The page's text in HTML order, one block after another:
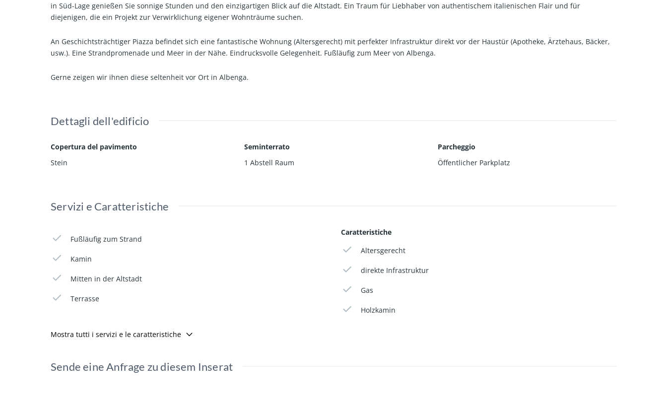
in Süd-Lage genießen Sie sonnige Stunden und den einzigartigen Blick auf die Altstadt. Ein Traum für Liebhaber von authentischem italienischen Flair und für
diejenigen, die ein Projekt zur Verwirklichung eigener Wohnträume suchen.
An Geschichtsträchtiger Piazza befindet sich eine fantastische Wohnung (Altersgerecht) mit perfekter Infrastruktur direkt vor der Haustür (Apotheke, Ärztehaus, Bäcker,
usw.). Eine Strandpromenade und Meer in der Nähe. Eindrucksvolle Gelegenheit. Fußläufig zum Meer von Albenga.
Gerne zeigen wir ihnen diese seltenheit vor Ort in Albenga.
Dettagli dell'edificio
Copertura del pavimento
Stein
Seminterrato
1 Abstell Raum
Parcheggio
Öffentlicher Parkplatz
Servizi e Caratteristiche
Fußläufig zum Strand
Kamin
Mitten in der Altstadt
Terrasse
Caratteristiche
Altersgerecht
direkte Infrastruktur
Gas
Holzkamin
Mostra tutti i servizi e le caratteristiche
Sende eine Anfrage zu diesem Inserat